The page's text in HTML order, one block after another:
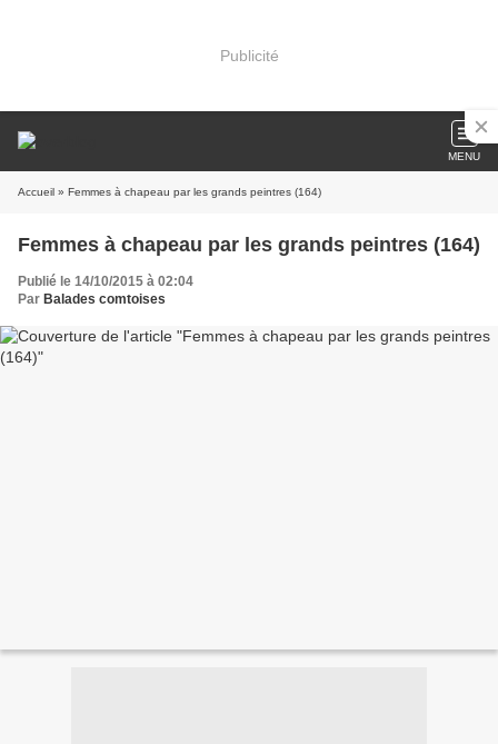
Publicité
MENU
Accueil » Femmes à chapeau par les grands peintres (164)
Femmes à chapeau par les grands peintres (164)
Publié le 14/10/2015 à 02:04
Par Balades comtoises